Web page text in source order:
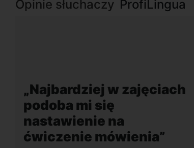
Opinie słuchaczy ProfiLingua
plusem jest
akcent lektora
rozmowy w
co mobilizuje do
obcym języku.
„Wygodna,
szkoła
dogodnej